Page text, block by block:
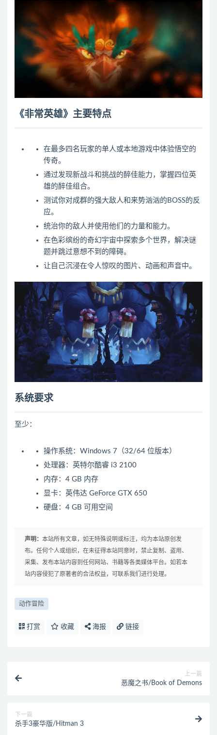
《非常英雄》主要特点
在最多四名玩家的单人或本地游戏中体验悟空的
传奇。
通过发现新战斗和挑战的醉佳能力，掌握四位英
雄的醉佳组合。
测试你对成群的强大敌人和来势汹汹的BOSS的反
应。
统治你的敌人并使用他们的力量和能力。
在色彩缤纷的奇幻宇宙中探索多个世界，解决谜
题并跳过意想不到的障碍。
让自己沉浸在令人惊叹的图片、动画和声音中。
系统要求
至少：
操作系统：Windows 7（32/64 位版本）
处理器：英特尔酷睿 i3 2100
内存：4 GB 内存
显卡：英伟达 GeForce GTX 650
硬盘：4 GB 可用空间
声明： 本站所有文章，如无特殊说明或标注，均为本站原创发
布。任何个人或组织，在未征得本站同意时，禁止复制、盗用、
采集、发布本站内容到任何网站、书籍等各类媒体平台。如若本
站内容侵犯了原著者的合法权益，可联系我们进行处理。
动作冒险
打赏 收藏 海报 链接
上一篇
恶魔之书/Book of Demons
下一篇
杀手3豪华版/Hitman 3